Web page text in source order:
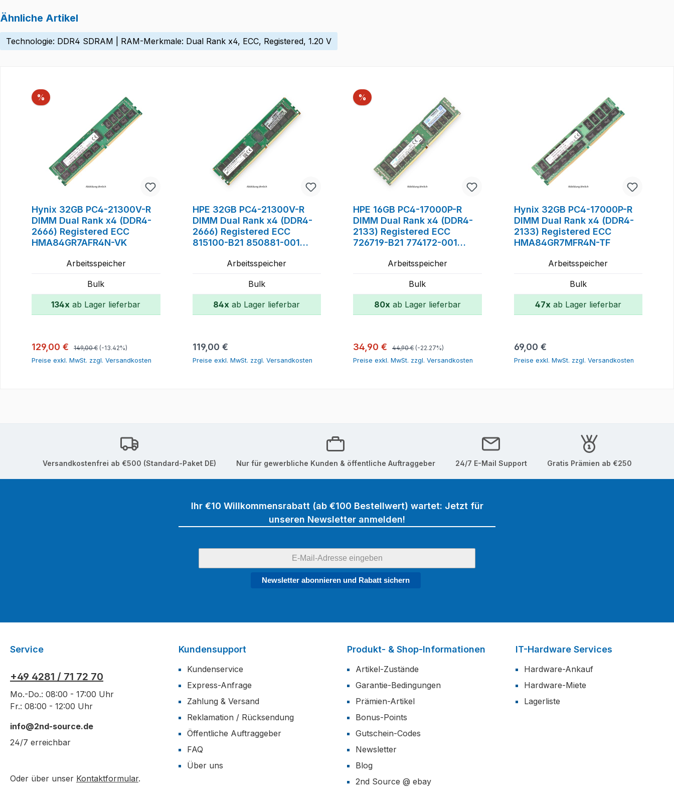
Ähnliche Artikel
Technologie: DDR4 SDRAM | RAM-Merkmale: Dual Rank x4, ECC, Registered, 1.20 V
% Rabatt
Hynix 32GB PC4-21300V-R
DIMM Dual Rank x4 (DDR4-
2666) Registered ECC
HMA84GR7AFR4N-VK
Arbeitsspeicher
Bulk
134x ab Lager lieferbar
Verkaufspreis:
129,00 € Regulärer Preis:
149,00 € (-13.42%)
Preise exkl. MwSt. zzgl. Versandkosten
In den Warenkorb
HPE 32GB PC4-21300V-R
DIMM Dual Rank x4 (DDR4-
2666) Registered ECC
815100-B21 850881-001
Arbeitsspeicher
Bulk
84x ab Lager lieferbar
Regulärer Preis:
119,00 €
Preise exkl. MwSt. zzgl. Versandkosten
In den Warenkorb
% Rabatt
HPE 16GB PC4-17000P-R
DIMM Dual Rank x4 (DDR4-
2133) Registered ECC
726719-B21 774172-001
Arbeitsspeicher
Bulk
80x ab Lager lieferbar
Verkaufspreis:
34,90 € Regulärer Preis:
44,90 € (-22.27%)
Preise exkl. MwSt. zzgl. Versandkosten
Hynix 32GB PC4-17000P-R
DIMM Dual Rank x4 (DDR4-
2133) Registered ECC
HMA84GR7MFR4N-TF
Arbeitsspeicher
Bulk
47x ab Lager lieferbar
Regulärer Preis:
69,00 €
Preise exkl. MwSt. zzgl. Versandkosten
Versandkostenfrei ab €500 (Standard-Paket DE) Nur für gewerbliche Kunden & öffentliche Auftraggeber 24/7 E-Mail Support Gratis Prämien ab €250
Ihr €10 Willkommensrabatt (ab €100 Bestellwert) wartet: Jetzt für
unseren Newsletter anmelden!
Newsletter abonnieren und Rabatt sichern
Service
+49 4281 / 71 72 70
Mo.-Do.: 08:00 - 17:00 Uhr
Fr.: 08:00 - 12:00 Uhr
info@2nd-source.de
24/7 erreichbar
Oder über unser Kontaktformular.
Kundensupport
Kundenservice
Express-Anfrage
Zahlung & Versand
Reklamation / Rücksendung
Öffentliche Auftraggeber
FAQ
Über uns
Produkt- & Shop-Informationen
Artikel-Zustände
Garantie-Bedingungen
Prämien-Artikel
Bonus-Points
Gutschein-Codes
Newsletter
Blog
2nd Source @ ebay
IT-Hardware Services
Hardware-Ankauf
Hardware-Miete
Lagerliste